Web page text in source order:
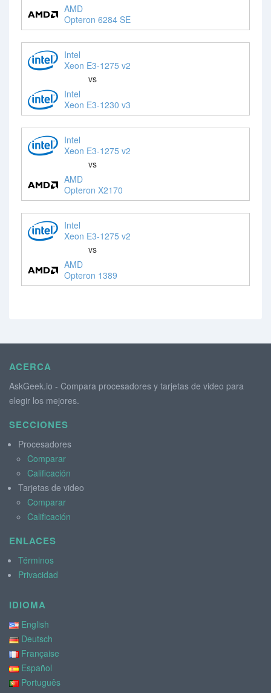
AMD
Opteron 6284 SE
Intel
Xeon E3-1275 v2
vs
Intel
Xeon E3-1230 v3
Intel
Xeon E3-1275 v2
vs
AMD
Opteron X2170
Intel
Xeon E3-1275 v2
vs
AMD
Opteron 1389
ACERCA
AskGeek.io - Compara procesadores y tarjetas de video para
elegir los mejores.
SECCIONES
Procesadores
Comparar
Calificación
Tarjetas de video
Comparar
Calificación
ENLACES
Términos
Privacidad
IDIOMA
English
Deutsch
Française
Español
Português